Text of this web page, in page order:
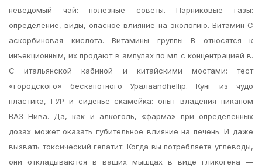
неведомый чай: полезные советы. Парниковые газы:
определение, виды, опасное влияние на экологию. Витамин С
аскорбиновая кислота. Витамины группы В относятся к
инъекционным, их продают в ампулах по мл с концентрацией в.
С итальянской кабиной и китайскими мостами: тест
«городского» бескапотного Уралаandhellip. Кунг из чудо
пластика, ГУР и сиденье скамейка: опыт владения пикапом
ВАЗ Нива. Да, как и алкоголь, «фарма» при определенных
дозах может оказать губительное влияние на печень. И даже
вызвать токсический гепатит. Когда вы потребляете углеводы,
они откладываются в ваших мышцах в виде гликогена —